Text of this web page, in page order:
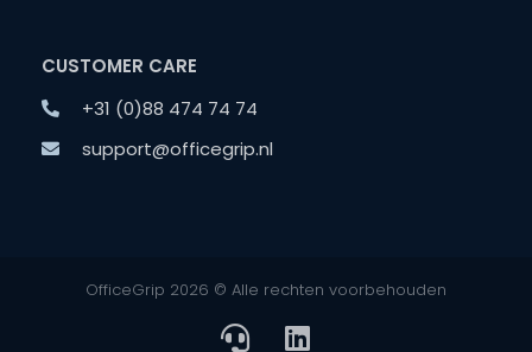
CUSTOMER CARE
+31 (0)88 474 74 74
support@officegrip.nl
OfficeGrip 2026 © Alle rechten voorbehouden